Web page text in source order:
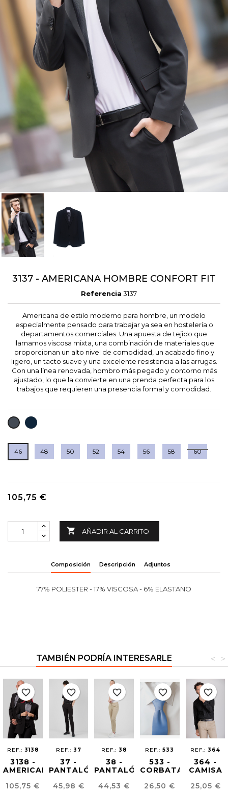
3137 - AMERICANA HOMBRE CONFORT FIT
Referencia 3137
Americana de estilo moderno para hombre, un modelo
especialmente pensado para trabajar ya sea en hostelería o
departamentos comerciales. Una apuesta de tejido que
llamamos viscosa mixta, una combinación de materiales que
proporcionan un alto nivel de comodidad, un acabado fino y
ligero, un tacto suave y una excelente resistencia a las arrugas.
Con una línea renovada, hombro más pegado y contorno más
ajustado, lo que la convierte en una prenda perfecta para los
trabajos que requieren una presencia formal y comodidad.
NEGROMARINO
46 48 50 52 54 56 58 60
105,75 €
 AÑADIR AL CARRITO
Composición Descripción Adjuntos
77% POLIESTER - 17% VISCOSA - 6% ELASTANO
TAMBIÉN PODRÍA INTERESARLE >
<
REF.: 3138
3138 -
AMERICANA
CONFORT
Precio
105,75 €
favorite_border
REF.: 37
37 -
PANTALÓN
CONFORT
Precio
45,98 €
favorite_border
REF.: 38
38 -
PANTALÓN
UNISEX
Precio
44,53 €
favorite_border
REF.:533
533 -
CORBATA
Precio
26,50 €
favorite_border
REF.: 364
364 -
CAMISA
HOMBRE
Precio
25,05 €
favorite_border
Cancelar Crear lista de Favoritos
Cancelar Iniciar sesión